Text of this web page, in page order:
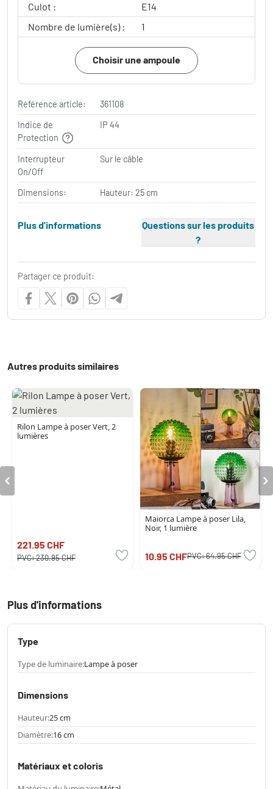
Culot :
E14
Nombre de lumière(s) :
1
Choisir une ampoule
Référence article:
361108
Indice de
Protection
IP 44
Interrupteur
On/Off
Sur le câble
Dimensions: Hauteur: 25 cm
Plus d'informations
Questions sur les produits
?
Partager ce produit:
Autres produits similaires
Rilon Lampe à poser Vert, 2
lumières
221.95 CHF
PVC:230.95 CHF
Maiorca Lampe à poser Lila,
Noir, 1 lumière
10.95 CHFPVC:64.95 CHF
Plus d'informations
Type
Type de luminaire:Lampe à poser
Dimensions
Hauteur:25 cm
Diamètre:16 cm
Matériaux et coloris